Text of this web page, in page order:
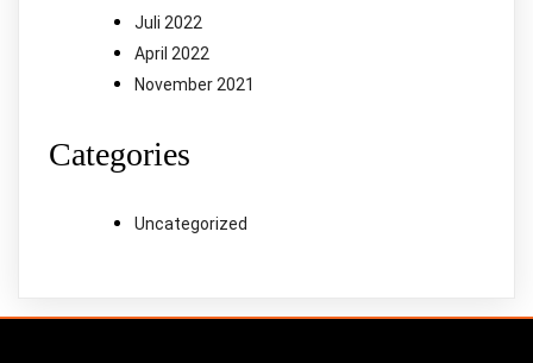
Juli 2022
April 2022
November 2021
Categories
Uncategorized